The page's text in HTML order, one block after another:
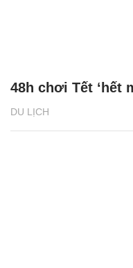
DU LỊCH
48h chơi Tết ‘hết